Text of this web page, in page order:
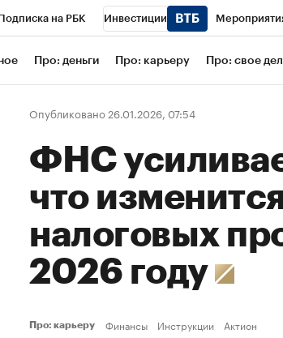
на РБК Инвестиции
Школа управления РБК РБК Образование
Рынок наличной валюты
Про: деньги Про: карьеру Про: свое
Опубликовано 26.01.2026, 07:54
ФНС
что
налоговых
2026 году
Про: карьеру Финансы Инструкции Актион